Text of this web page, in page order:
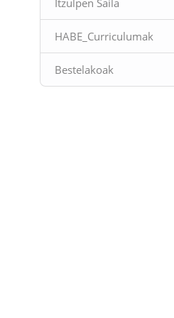
Itzulpen Saila
HABE_Curriculumak
Bestelakoak